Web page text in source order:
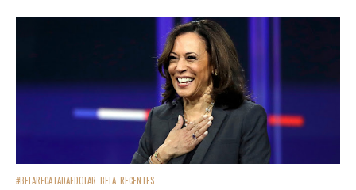
#BELARECATADAEDOLAR BELA RECENTES